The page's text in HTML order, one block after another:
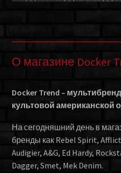
О магазине Docker
Docker Trend –
культовой американской
На сегодняшний день в
бренды как Rebel Spirit,
Audigier, A&G, Ed Hardy,
Dagger, Smet, Mek Denim.